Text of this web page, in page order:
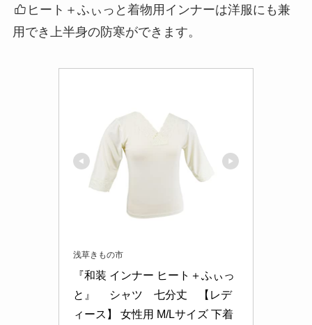
ヒート＋ふぃっと着物用インナーは洋服にも兼
用でき上半身の防寒ができます。
浅草きもの市
『和装 インナー ヒート＋ふぃっ
と』　 シャツ　七分丈　【レデ
ィース】 女性用 M/Lサイズ 下着